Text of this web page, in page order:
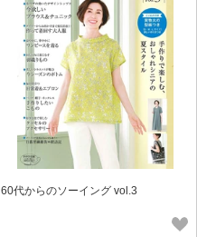
60代からのソーイング vol.3